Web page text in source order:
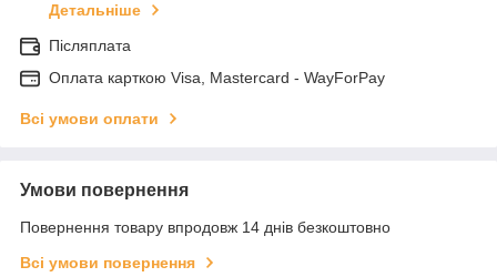
Детальніше
Післяплата
Оплата карткою Visa, Mastercard - WayForPay
Всі умови оплати
Умови повернення
Повернення товару впродовж 14 днів безкоштовно
Всі умови повернення